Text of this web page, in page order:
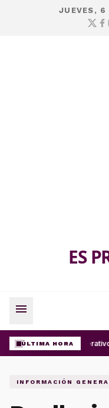
JUEVES, 6
ES
menu
ÚLTIMA HORA
INFORMACIÓN